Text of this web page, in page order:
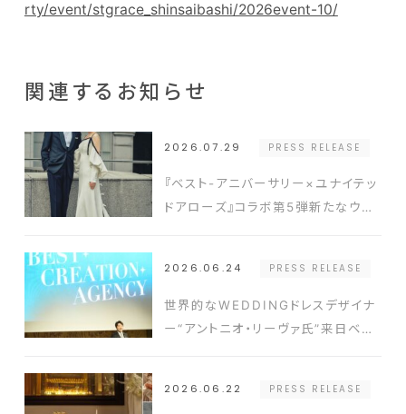
rty/event/stgrace_shinsaibashi/2026event-10/
関連するお知らせ
2026.07.29 PRESS RELEASE
『ベスト-アニバーサリー×ユナイテッ
ドアローズ』コラボ第5弾新たなウエ
2026.06.24
PRESS RELEASE
世界的なWEDDINGドレスデザイナ
ー“アントニオ・リーヴァ氏”来日ベス
2026.06.22 PRESS RELEASE